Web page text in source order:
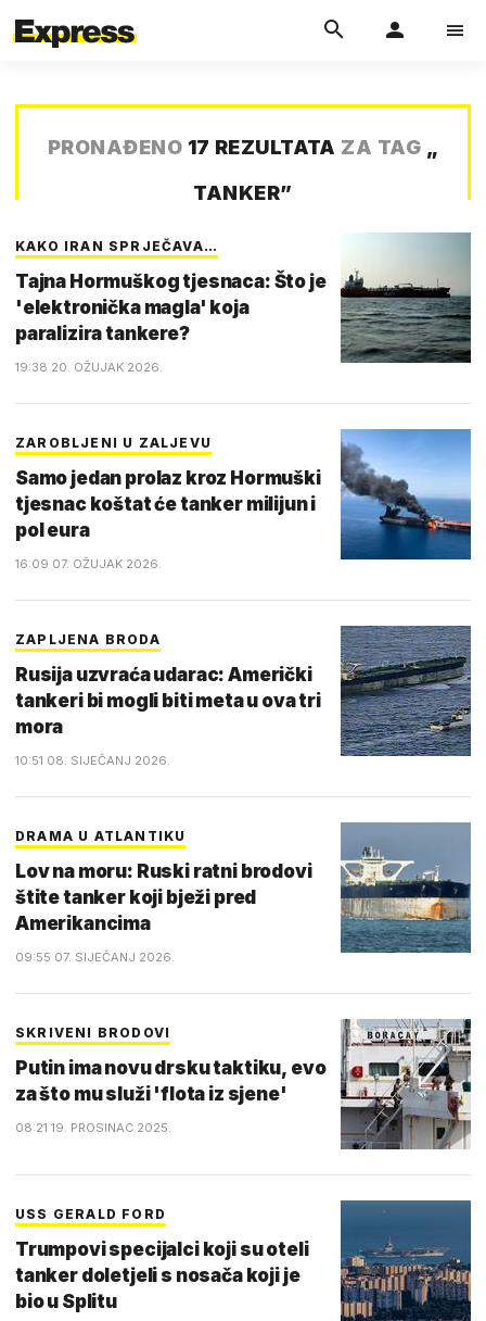
PRONAĐENO 17 REZULTATA ZA TAG „
TANKER”
KAKO IRAN SPRJEČAVA…
Tajna Hormuškog tjesnaca: Što je
'elektronička magla' koja
paralizira tankere?
19:38 20. OŽUJAK 2026.
ZAROBLJENI U ZALJEVU
Samo jedan prolaz kroz Hormuški
tjesnac koštat će tanker milijun i
pol eura
16:09 07. OŽUJAK 2026.
ZAPLJENA BRODA
Rusija uzvraća udarac: Američki
tankeri bi mogli biti meta u ova tri
mora
10:51 08. SIJEČANJ 2026.
DRAMA U ATLANTIKU
Lov na moru: Ruski ratni brodovi
štite tanker koji bježi pred
Amerikancima
09:55 07. SIJEČANJ 2026.
SKRIVENI BRODOVI
Putin ima novu drsku taktiku, evo
za što mu služi 'flota iz sjene'
08:21 19. PROSINAC 2025.
USS GERALD FORD
Trumpovi specijalci koji su oteli
tanker doletjeli s nosača koji je
bio u Splitu